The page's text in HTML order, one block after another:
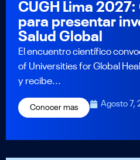
CUGH Lima
para presentar
Salud Global
El encuentro científico
of Universities for Global
y recibe...
Conocer mas Agosto 7,